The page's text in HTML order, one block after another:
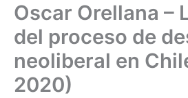
Oscar Orellana –
del proceso de
neoliberal en
2020)